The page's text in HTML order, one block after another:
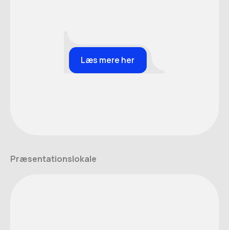
Læs mere her
Præsentationslokale